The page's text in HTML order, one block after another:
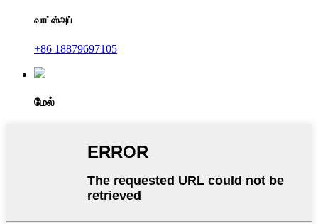
வாட்ஸ்அப்
+86 18879697105
மேல்